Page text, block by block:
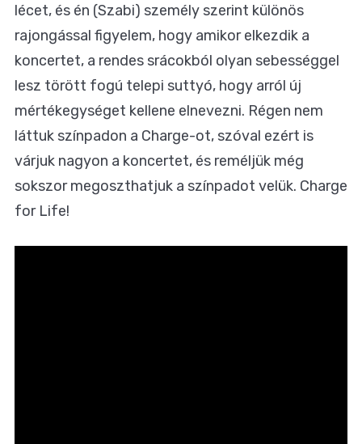
lécet, és én (Szabi) személy szerint különös
rajongással figyelem, hogy amikor elkezdik a
koncertet, a rendes srácokból olyan sebességgel
lesz törött fogú telepi suttyó, hogy arról új
mértékegységet kellene elnevezni. Régen nem
láttuk színpadon a Charge-ot, szóval ezért is
várjuk nagyon a koncertet, és reméljük még
sokszor megoszthatjuk a színpadot velük. Charge
for Life!